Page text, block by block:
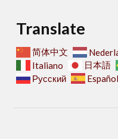
Translate
简体中文
Italiano
日本語
Русский
Español